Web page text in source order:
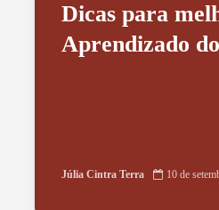
Dicas para
Aprendizado
Júlia Cintra Terra 10 de